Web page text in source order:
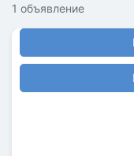
1 объявление